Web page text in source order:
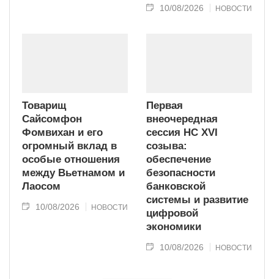
10/08/2026 НОВОСТИ
Товарищ
Сайсомфон
Фомвихан и его
огромный вклад в
особые отношения
между Вьетнамом и
Лаосом
10/08/2026 НОВОСТИ
Первая
внеочередная
сессия НС XVI
созыва:
обеспечение
безопасности
банковской
системы и развитие
цифровой
экономики
10/08/2026 НОВОСТИ